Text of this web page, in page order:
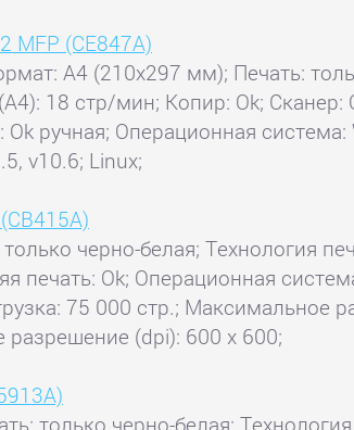
MFP (CE847A)
A4 (210x297 мм); Печать:
18 стр/мин; Копир: Ok;
ручная; Операционная
v10.6; Linux;
черно-белая; Технология
печать: Ok; Операционная
75 000 стр.; Максимальное
(dpi): 600 x 600;
только черно-белая;